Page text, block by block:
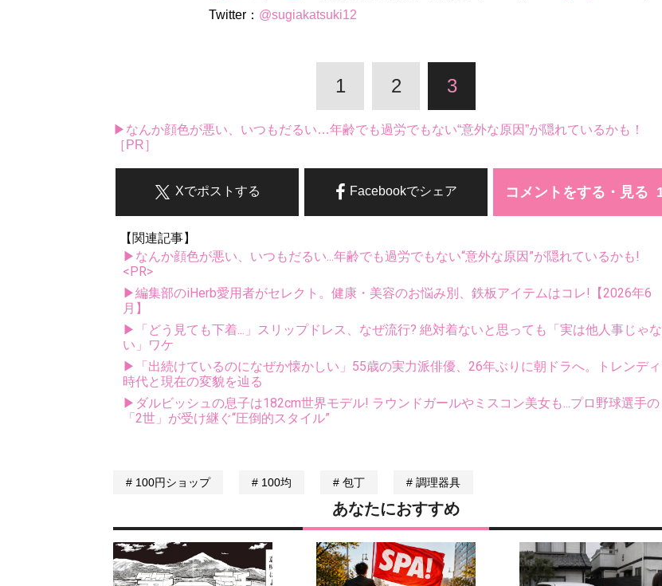
Twitter： @sugiakatsuki12
1 2 3
▶なんか顔色が悪い、いつもだるい…年齢でも過労でもない“意外な原因”が隠れているかも！
［PR］
コメントをする・見る
Facebookでシェア
Xでポストする
【関連記事】
▶なんか顔色が悪い、いつもだるい...年齢でも過労でもない“意外な原因”が隠れているかも!
<PR>
▶編集部のiHerb愛用者がセレクト。健康・美容のお悩み別、鉄板アイテムはコレ!【2026年6
月】
▶「どう見ても下着...」スリップドレス、なぜ流行? 絶対着ないと思っても「実は他人事じゃな
い」ワケ
▶「出続けているのになぜか懐かしい」55歳の実力派俳優、26年ぶりに朝ドラへ。トレンディ
時代と現在の変貌を辿る
▶ダルビッシュの息子は182cm世界モデル! ラウンドガールやミスコン美女も...プロ野球選手の
「2世」が受け継ぐ“圧倒的スタイル”
100円ショップ 100均 包丁 調理器具
あなたにおすすめ